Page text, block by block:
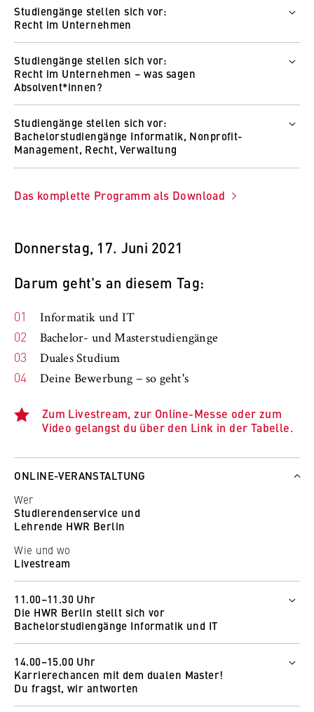
Prof. Dr. Peter Ries
Prof. Dr. Jan Eickelberg
Zum Video
Studiengänge stellen sich vor:
Recht im Unternehmen
Wer
Studierende HWR Berlin
Wie und wo
Studiengänge stellen sich vor:
Recht im Unternehmen – was sagen
Absolvent*innen?
Prof. Dr. Jan Eickelberg
Wie und wo
Studiengänge stellen sich vor:
Bachelorstudiengänge Informatik, Nonprofit-
Management, Recht, Verwaltung
Wer
Das komplette Programm als Download
Donnerstag, 17. Juni 2021
Darum geht's an diesem Tag:
Informatik und IT
Bachelor- und Masterstudiengänge
Duales Studium
Deine Bewerbung − so geht's
Zum Livestream, zur Online-Messe oder zum
Video gelangst du über den Link in der Tabelle.
ONLINE-VERANSTALTUNG
Wer
Studierendenservice und
Lehrende HWR Berlin
Wie und wo
Livestream
11.00–11.30 Uhr
Die HWR Berlin stellt sich vor
Bachelorstudiengänge Informatik und IT
Wer
Petra Wieczorek
Helen Gikal
Wie und wo
14.00–15.00 Uhr
Karrierechancen mit dem dualen Master!
Du fragst, wir antworten